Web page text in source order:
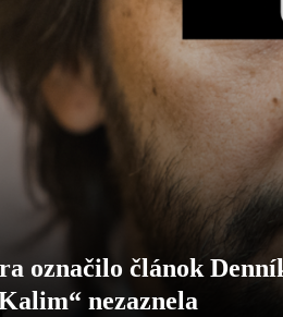
označilo článok
nezaznela